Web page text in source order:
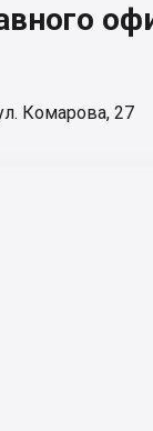
Комарова, 27